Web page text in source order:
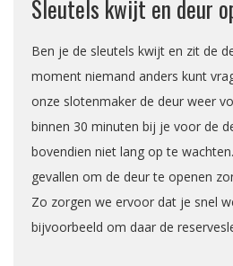
Sleutels kwijt en deur
Ben je de sleutels kwijt en zit de
moment niemand anders kunt
onze slotenmaker de deur weer
binnen 30 minuten bij je voor de
bovendien niet lang op te
gevallen om de deur te openen
Zo zorgen we ervoor dat je snel
bijvoorbeeld om daar de